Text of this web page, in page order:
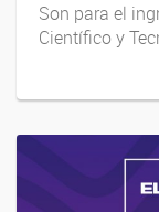
Son para el
Científico y